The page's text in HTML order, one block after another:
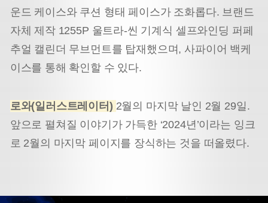
운드 케이스와 쿠션 형태 페이스가 조화롭다. 브랜드
자체 제작 1255P 울트라-씬 기계식 셀프와인딩 퍼페
추얼 캘린더 무브먼트를 탑재했으며, 사파이어 백케
이스를 통해 확인할 수 있다.
로와(일러스트레이터) 2월의 마지막 날인 2월 29일.
앞으로 펼쳐질 이야기가 가득한 ‘2024년’이라는 잉크
로 2월의 마지막 페이지를 장식하는 것을 떠올렸다.